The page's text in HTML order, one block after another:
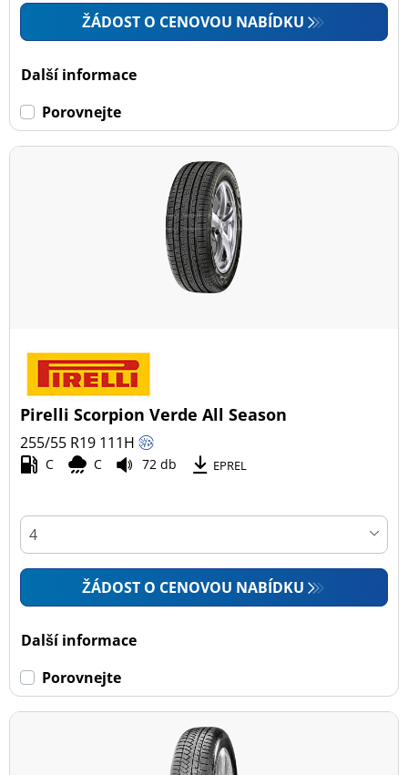
ŽÁDOST O CENOVOU NABÍDKU
Další informace
Porovnejte
Pirelli Scorpion Verde All Season
255/55 R19 111H
C C 72 db EPREL
ŽÁDOST O CENOVOU NABÍDKU
Další informace
Porovnejte